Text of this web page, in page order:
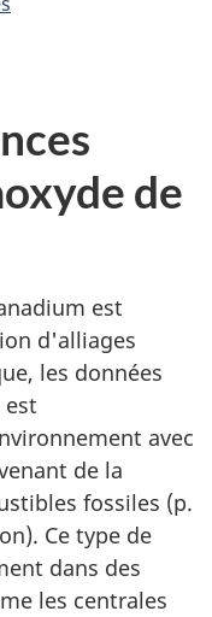
de
est
d'alliages
les données
est
avec
de la
fossiles (p.
Ce type de
dans des
les centrales